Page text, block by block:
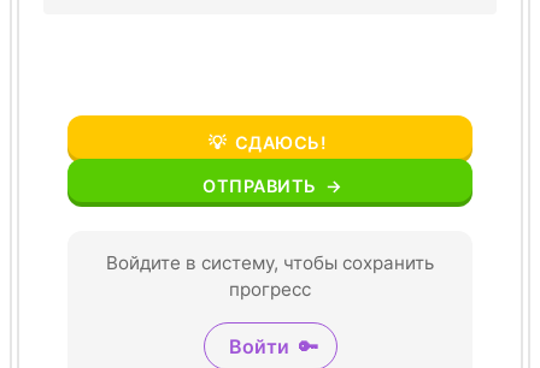
💡 СДАЮСЬ!
ОТПРАВИТЬ →
Войдите в систему, чтобы сохранить
прогресс
Войти 🔑